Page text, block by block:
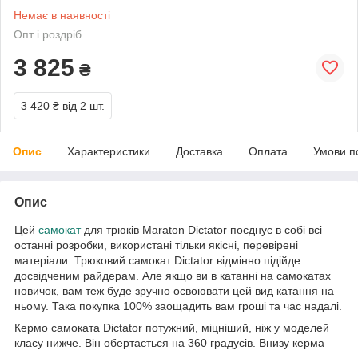
Немає в наявності
Опт і роздріб
3 825 ₴
3 420 ₴ від 2 шт.
Опис Характеристики Доставка Оплата Умови
Опис
Цей самокатдля трюків Maraton Dictator поєднує в собі всі
останні розробки, використані тільки якісні, перевірені
матеріали. Трюковий самокат Dictator відмінно підійде
досвідченим райдерам. Але якщо ви в катанні на самокатах
новичок, вам теж буде зручно освоювати цей вид катання на
ньому. Така покупка 100% заощадить вам гроші та час надалі.
Кермо самоката Dictator потужний, міцніший, ніж у моделей
класу нижче. Він обертається на 360 градусів. Внизу керма